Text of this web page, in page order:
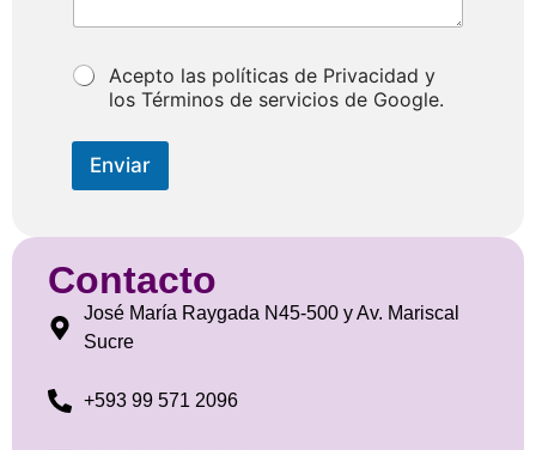
*
Acepto las políticas de Privacidad y
los Términos de servicios de Google.
Enviar
Contacto
José María Raygada N45-500 y Av. Mariscal
Sucre
+593 99 571 2096